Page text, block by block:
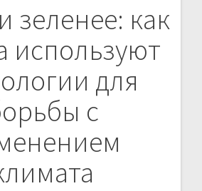
зеленее: как
используют
для
с